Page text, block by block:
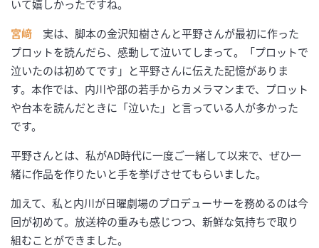
いて嬉しかったですね。
宮﨑 実は、脚本の金沢知樹さんと平野さんが最初に作った
プロットを読んだら、感動して泣いてしまって。「プロットで
泣いたのは初めてです」と平野さんに伝えた記憶がありま
す。本作では、内川や部の若手からカメラマンまで、プロット
や台本を読んだときに「泣いた」と言っている人が多かった
です。
平野さんとは、私がAD時代に一度ご一緒して以来で、ぜひ一
緒に作品を作りたいと手を挙げさせてもらいました。
加えて、私と内川が日曜劇場のプロデューサーを務めるのは今
回が初めて。放送枠の重みも感じつつ、新鮮な気持ちで取り
組むことができました。